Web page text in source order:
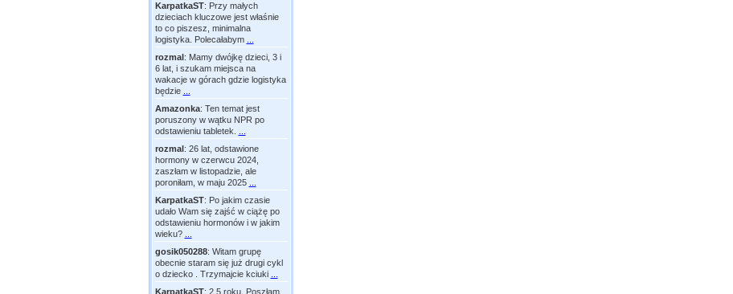
KarpatkaST: Przy małych
dzieciach kluczowe jest właśnie
to co piszesz, minimalna
logistyka. Polecałabym
rozmal: Mamy dwójkę dzieci, 3 i
6 lat, i szukam miejsca na
wakacje w górach gdzie logistyka
będzie
Amazonka: Ten temat jest
poruszony w wątku NPR po
odstawieniu tabletek.
rozmal: 26 lat, odstawione
hormony w czerwcu 2024,
zaszłam w listopadzie, ale
poroniłam, w maju 2025
KarpatkaST: Po jakim czasie
udało Wam się zajść w ciążę po
odstawieniu hormonów i w jakim
wieku?
gosik050288: Witam grupę
obecnie staram się już drugi cykl
o dziecko . Trzymajcie kciuki
KarpatkaST: 2,5 roku. Poszłam